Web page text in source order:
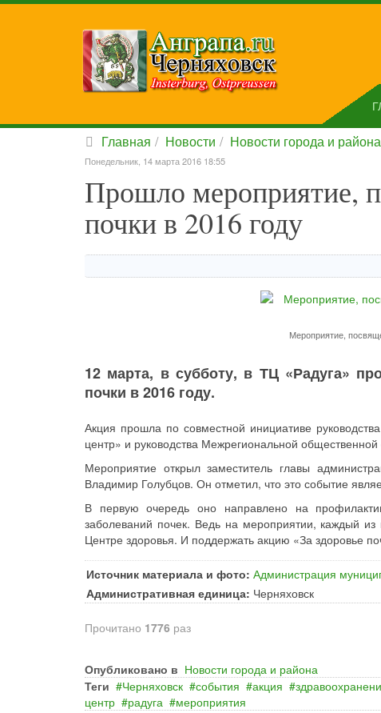
Главная Новости Новости города и района
Понедельник, 14 марта 2016 18:55
Прошло мероприятие,
почки в 2016 году
Мероприятие,
12 марта, в субботу, в ТЦ «Радуга»
почки в 2016 году.
Акция прошла по совместной инициативе
центр» и руководства Межрегиональной
Мероприятие открыл заместитель главы
Владимир Голубцов. Он отметил, что это событие
В первую очередь оно направлено на
заболеваний почек. Ведь на мероприятии, каждый
Центре здоровья. И поддержать акцию «За здоровье
Источник материала и фото: Администрация
Административная единица: Черняховск
Прочитано 1776 раз
Опубликовано в Новости города и района
Теги
Черняховск события акция
центр
радуга мероприятия